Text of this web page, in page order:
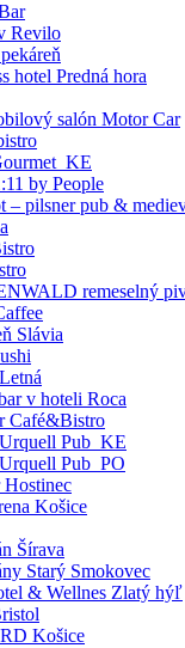
Revilo
hotel Predná hora
salón Motor Car
by People
– pilsner pub &
remeselný
Slávia
v hoteli Roca
Café&Bistro
Pub_KE
Pub_PO
Košice
Šírava
Starý Smokovec
& Wellnes Zlatý hýľ
Košice